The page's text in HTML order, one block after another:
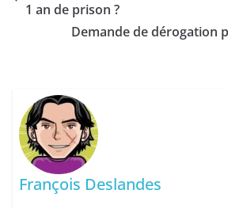
1 an de prison ?
Demande de dérogation
François Deslandes